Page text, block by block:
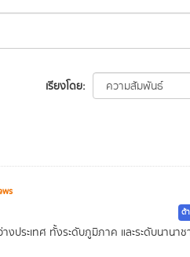
เรียงโดย
ด้
งประเทศ ทั้งระดับภูมิภาค และระดับนานาช